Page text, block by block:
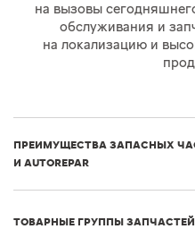
на вызовы
обслуживания и
на локализацию и
ПРЕИМУЩЕСТВА ЗАПАСНЫХ
И AUTOREPAR
ТОВАРНЫЕ ГРУППЫ ЗАПЧАСТЕЙ